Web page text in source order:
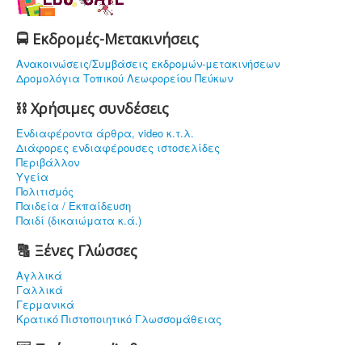
🚍 Εκδρομές-Μετακινήσεις
Ανακοινώσεις/Συμβάσεις εκδρομών-μετακινήσεων
Δρομολόγια Τοπικού Λεωφορείου Πεύκων
⛓ Χρήσιμες συνδέσεις
Ενδιαφέρoντα άρθρα, video κ.τ.λ.
Διάφορες ενδιαφέρουσες ιστοσελίδες
Περιβάλλον
Υγεία
Πολιτισμός
Παιδεία / Εκπαίδευση
Παιδί (δικαιώματα κ.ά.)
🔠 Ξένες Γλώσσες
Αγλλικά
Γαλλικά
Γερμανικά
Κρατικό Πιστοποιητικό Γλωσσομάθειας